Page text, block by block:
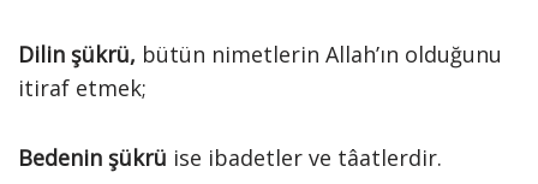
Dilin şükrü, bütün nimetlerin Allah’ın olduğunu
itiraf etmek;
Bedenin şükrü ise ibadetler ve tâatlerdir.